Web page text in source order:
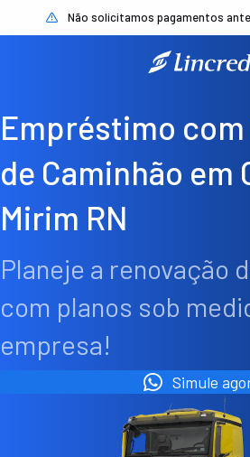
Não solicitamos pagamentos
Empréstimo com
de Caminhão em
Mirim RN
Planeje a renovação
com planos sob
empresa!
Simule